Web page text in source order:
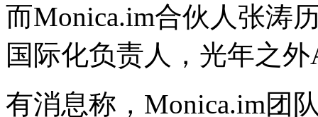
而Monica.im合伙人张涛
国际化负责人，光年之
有消息称，Monica.im团